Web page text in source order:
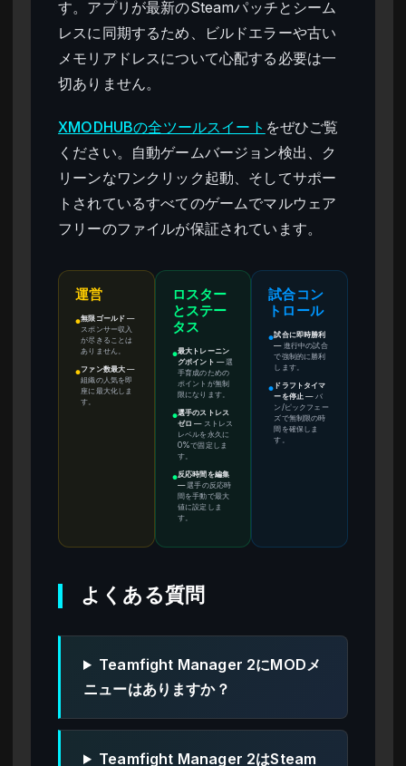
す。アプリが最新のSteamパッチとシーム
レスに同期するため、ビルドエラーや古い
メモリアドレスについて心配する必要は一
切ありません。
XMODHUBの全ツールスイート をぜひご覧
ください。自動ゲームバージョン検出、ク
リーンなワンクリック起動、そしてサポー
トされているすべてのゲームでマルウェア
フリーのファイルが保証されています。
運営
●無限ゴールド —
スポンサー収入
が尽きることは
ありません。
●ファン数最大 —
組織の人気を即
座に最大化しま
す。
ロスター
とステー
タス
●最大トレーニン
グポイント —選
手育成のための
ポイントが無制
限になります。
●選手のストレス
ゼロ — ストレス
レベルを永久に
0%で固定しま
す。
●反応時間を編集
—選手の反応時
間を手動で最大
値に設定しま
す。
試合コン
トロール
●試合に即時勝利
— 進行中の試合
で強制的に勝利
します。
● ドラフトタイマ
ーを停止 — バ
ン/ピックフェー
ズで無制限の時
間を確保しま
す。
よくある質問
Teamfight Manager 2にMODメ
ニューはありますか？
Teamfight Manager 2はSteam